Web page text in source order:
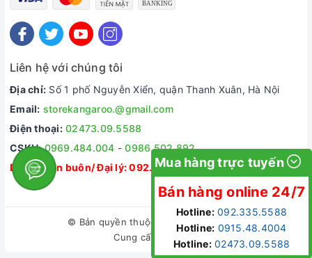
Liên hệ với chúng tôi
Địa chỉ: Số 1 phố Nguyễn Xiển, quận Thanh Xuân, Hà Nội
Email: storekangaroo.@gmail.com
Điện thoại: 02473.09.5588
CSKH: 0969.484.004 -0986.502.892
Dự án/ Bán buôn/ Đại lý:092.335.5588
© Bản quyền thuộc về
Kangaroo Store
Cung cấp bởi Sapo
Mua hàng trực tuyến
Bán hàng online 24/7
Hotline: 092.335.5588
Hotline: 0915.48.4004
Hotline: 02473.09.5588